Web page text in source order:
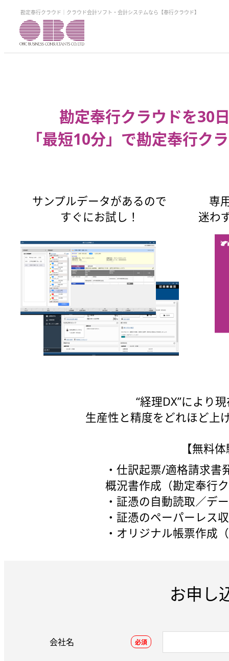
勘定奉行クラウド｜クラウド会計ソフト・会計システムなら【奉行クラウド】
勘定奉行クラウドを30
「最短10分」で勘定奉行ク
サンプルデータがあるので
すぐにお試し！
専
迷わ
“経理DX”により
生産性と精度をどれほど上
【無料
・仕訳起票/適格請求
概況書作成（勘定奉行
・証憑の自動読取／デ
・証憑のペーパーレス
・オリジナル帳票作成
お申し
会社名 必須